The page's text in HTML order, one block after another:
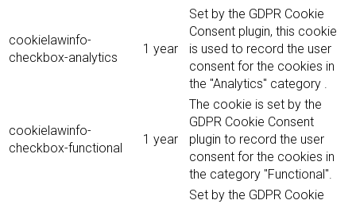
cookielawinfo-
checkbox-analytics
1 year
Set by the GDPR Cookie
Consent plugin, this cookie
is used to record the user
consent for the cookies in
the "Analytics" category .
cookielawinfo-
checkbox-functional
1 year
The cookie is set by the
GDPR Cookie Consent
plugin to record the user
consent for the cookies in
the category "Functional".
Set by the GDPR Cookie